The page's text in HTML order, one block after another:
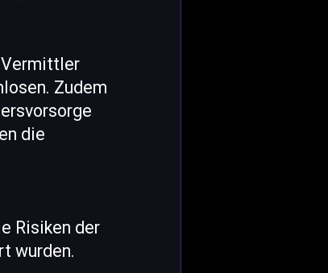
Vermittler
Zudem
die
Risiken der
wurden.